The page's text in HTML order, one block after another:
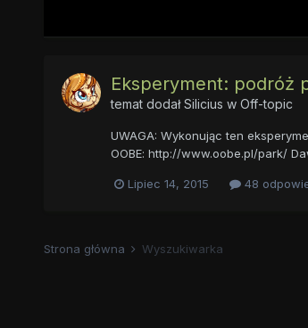
Eksperyment: podróż
temat dodałSilicius w Off-topic
UWAGA: Wykonując ten
OOBE: http://www.oobe.pl/park/
Lipiec 14, 2015 48
Strona główna Wyszukiwarka